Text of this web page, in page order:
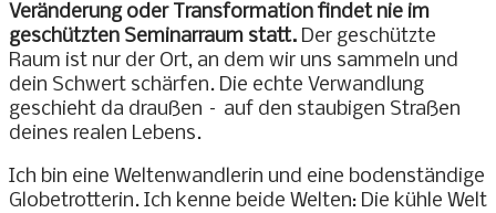
Veränderung oder Transformation findet nie im
geschützten Seminarraum statt. Der geschützte
Raum ist nur der Ort, an dem wir uns sammeln und
dein Schwert schärfen. Die echte Verwandlung
geschieht da draußen – auf den staubigen Straßen
deines realen Lebens.
Ich bin eine Weltenwandlerin und eine bodenständige
Globetrotterin. Ich kenne beide Welten: Die kühle Welt